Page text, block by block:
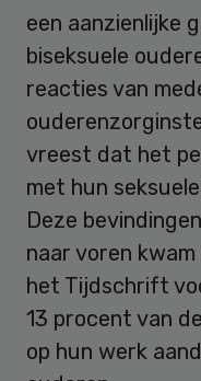
een aanzienlijke
biseksuele
reacties van
vreest dat het
met hun
Deze
naar voren
het Tijdschrift
13 procent van
op hun werk